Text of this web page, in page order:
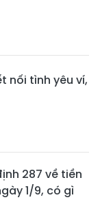
nối tình yêu ví,
287 về tiền
1/9, có gì